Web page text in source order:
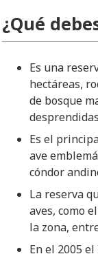
¿Qué
Es una
hectáreas,
de bosque
Es el
ave
cóndor
La reserva
aves, como
la zona,
En el 2005